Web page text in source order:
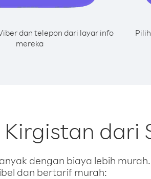
dan telepon dari layar info
mereka
dari
dengan biaya lebih
dan bertarif murah: